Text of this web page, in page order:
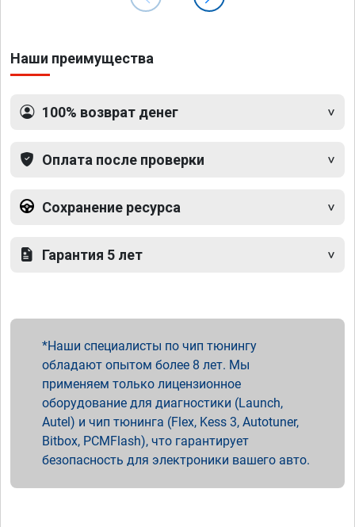
Наши преимущества
100% возврат денег
Оплата после проверки
Сохранение ресурса
Гарантия 5 лет
Наши специалисты по чип тюнингу
обладают опытом более 8 лет. Мы
применяем только лицензионное
оборудование для диагностики (Launch,
Autel) и чип тюнинга (Flex, Kess 3, Autotuner,
Bitbox, PCMFlash), что гарантирует
безопасность для электроники вашего авто.